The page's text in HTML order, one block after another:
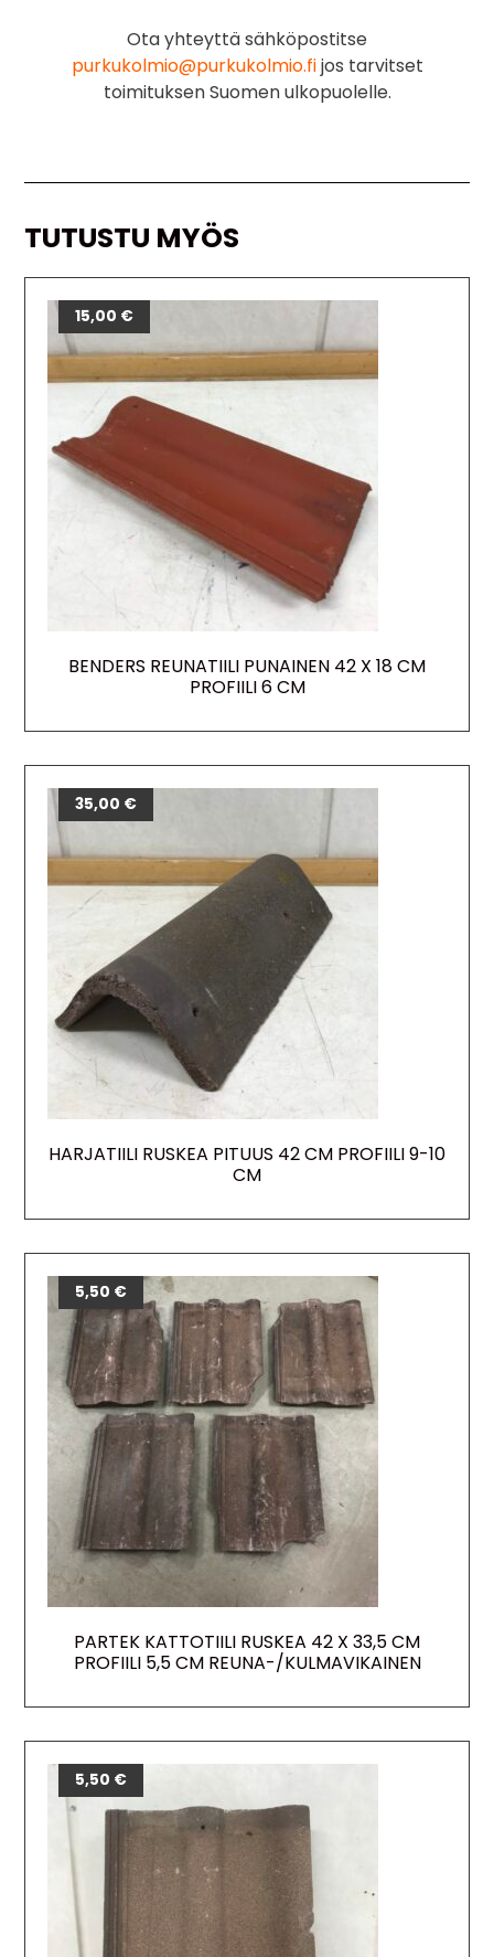
Ota yhteyttä sähköpostitse
purkukolmio@purkukolmio.fijos tarvitset
toimituksen Suomen ulkopuolelle.
TUTUSTU MYÖS
BENDERS REUNATIILI PUNAINEN 42 X 18 CM
PROFIILI 6 CM
15,00 €
HARJATIILI RUSKEA PITUUS 42 CM PROFIILI 9-10
CM
35,00 €
PARTEK KATTOTIILI RUSKEA 42 X 33,5 CM
PROFIILI 5,5 CM REUNA-/KULMAVIKAINEN
5,50 €
5,50 €